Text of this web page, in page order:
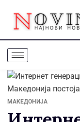
МАКЕДОНИЈА